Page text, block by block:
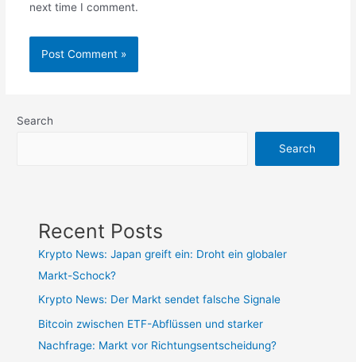
next time I comment.
Search
Search
Recent Posts
Krypto News: Japan greift ein: Droht ein globaler
Markt-Schock?
Krypto News: Der Markt sendet falsche Signale
Bitcoin zwischen ETF-Abflüssen und starker
Nachfrage: Markt vor Richtungsentscheidung?